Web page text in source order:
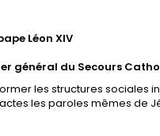
Léon XIV
général du Secours
les structures sociales
les paroles mêmes de